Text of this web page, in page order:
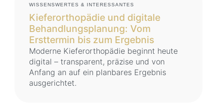
WISSENSWERTES & INTERESSANTES
Kieferorthopädie und digitale
Behandlungsplanung: Vom
Ersttermin bis zum Ergebnis
Moderne Kieferorthopädie beginnt heute
digital – transparent, präzise und von
Anfang an auf ein planbares Ergebnis
ausgerichtet.